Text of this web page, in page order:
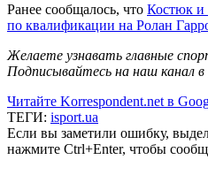
Ранее сообщалось, что Костюк и
по квалификации на Ролан
Желаете узнавать главные
Подписывайтесь на наш канал в
Читайте Korrespondent.net в
ТЕГИ: isport.ua
Если вы заметили ошибку,
нажмите Ctrl+Enter, чтобы